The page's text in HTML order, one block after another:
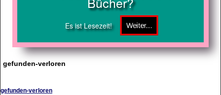
Es ist Lesezeit!
gefunden-verloren
gefunden-verloren